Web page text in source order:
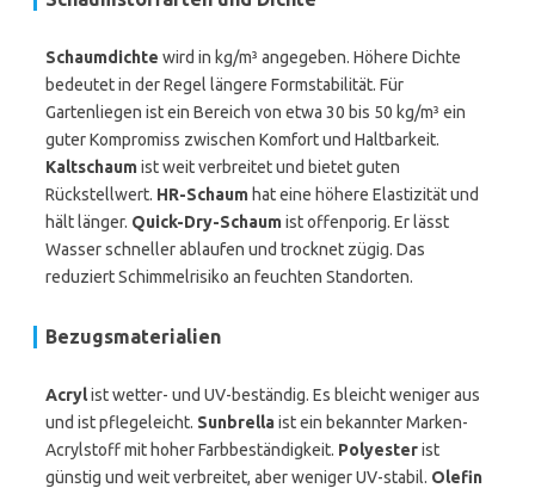
Schaumdichte wird in kg/m³ angegeben. Höhere Dichte
bedeutet in der Regel längere Formstabilität. Für
Gartenliegen ist ein Bereich von etwa 30 bis 50 kg/m³ ein
guter Kompromiss zwischen Komfort und Haltbarkeit.
Kaltschaumist weit verbreitet und bietet guten
Rückstellwert. HR-Schaum hat eine höhere Elastizität und
hält länger. Quick-Dry-Schaumist offenporig. Er lässt
Wasser schneller ablaufen und trocknet zügig. Das
reduziert Schimmelrisiko an feuchten Standorten.
Bezugsmaterialien
Acrylist wetter- und UV-beständig. Es bleicht weniger aus
und ist pflegeleicht. Sunbrellaist ein bekannter Marken-
Acrylstoff mit hoher Farbbeständigkeit. Polyesterist
günstig und weit verbreitet, aber weniger UV-stabil. Olefin